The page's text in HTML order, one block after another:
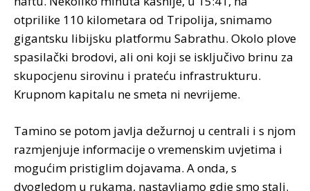
otprilike 110 kilometara od Tripolija, snimamo
gigantsku libijsku platformu Sabrathu. Okolo plove
spasilački brodovi, ali oni koji se isključivo brinu za
skupocjenu sirovinu i prateću infrastrukturu.
Krupnom kapitalu ne smeta ni nevrijeme.
Tamino se potom javlja dežurnoj u centrali i s njom
razmjenjuje informacije o vremenskim uvjetima i
mogućim pristiglim dojavama. A onda, s
dvogledom u rukama, nastavljamo gdje smo stali.